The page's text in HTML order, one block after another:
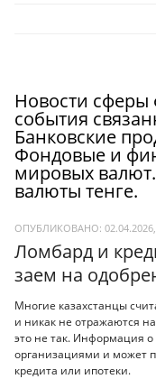
Новости
события
Банковские
Фондовые и
мировых
валюты тенге.
ОПУБЛИКОВАНО: 02.04.2026,
Ломбард и
заем на
Многие казахстанцы
и никак не отражаются
это не так. Информация
организациями и может
кредита или ипотеки.